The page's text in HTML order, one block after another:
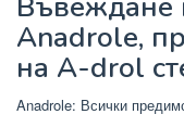
Anadrole,
на A-drol
Anadrole: Всички